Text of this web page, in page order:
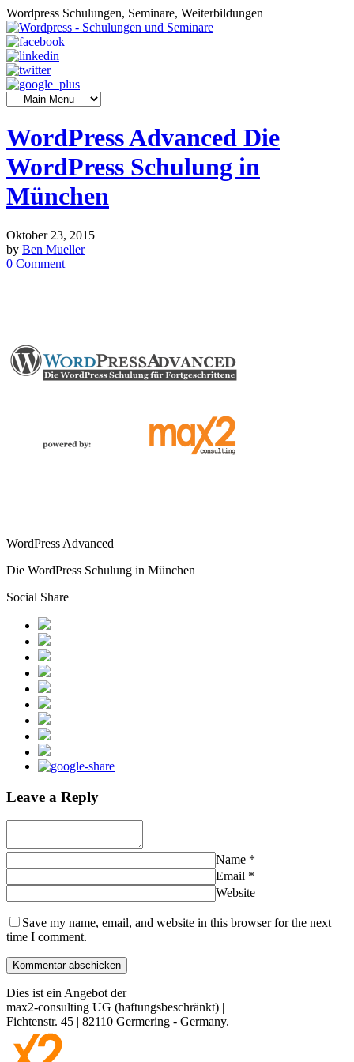
Wordpress Schulungen, Seminare, Weiterbildungen
WordPress Advanced Die
WordPress Schulung in
München
Oktober 23, 2015
by Ben Mueller
0 Comment
WordPress Advanced
Die WordPress Schulung in München
Social Share
Leave a Reply
Name *
Email *
Website
Save my name, email, and website in this browser for the next
time I comment.
Dies ist ein Angebot der
max2-consulting UG (haftungsbeschränkt) |
Fichtenstr. 45 | 82110 Germering - Germany.